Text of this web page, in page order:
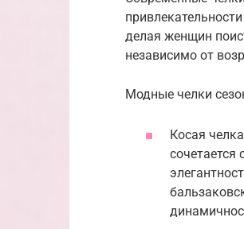
делая женщин
независимо от
Модные челки
Косая
сочетается